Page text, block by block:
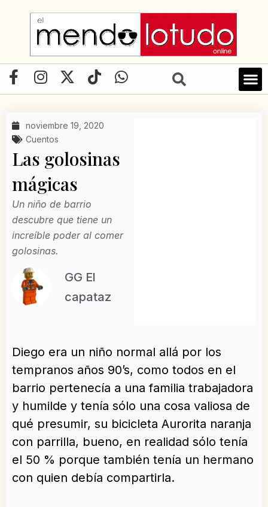
contenido
F
a
e
b
o
o
k
-
f
I
n
t
a
r
a
m
X
-
w
t
t
e
r
T
i
t
W
h
noviembre 19, 2020
Cuentos
Las golosinas
mágicas
Un niño de barrio
descubre que tiene un
increíble poder al comer
golosinas.
GG El
capataz
Diego era un niño normal allá por los
tempranos años 90’s, como todos en el
barrio pertenecía a una familia trabajadora
y humilde y tenía sólo una cosa valiosa de
qué presumir, su bicicleta Aurorita naranja
con parrilla, bueno, en realidad sólo tenía
el 50 % porque también tenía un hermano
con quien debía compartirla.